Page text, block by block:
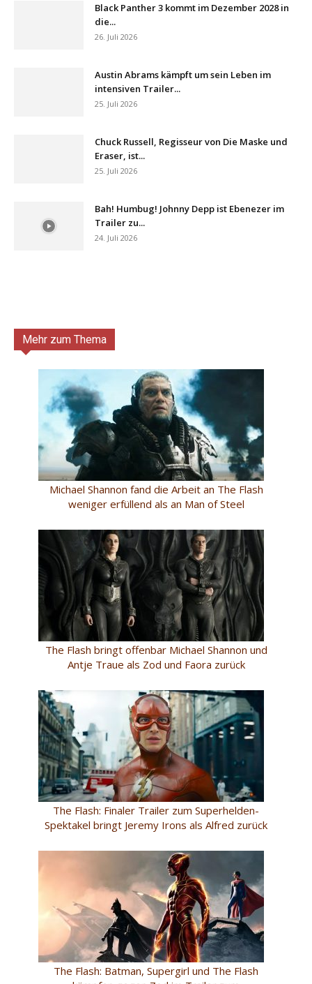
Black Panther 3 kommt im Dezember 2028 in
die...
26. Juli 2026
Austin Abrams kämpft um sein Leben im
intensiven Trailer...
25. Juli 2026
Chuck Russell, Regisseur von Die Maske und
Eraser, ist...
25. Juli 2026
Bah! Humbug! Johnny Depp ist Ebenezer im
Trailer zu...
24. Juli 2026
Mehr zum Thema
Michael Shannon fand die Arbeit an The Flash
weniger erfüllend als an Man of Steel
The Flash bringt offenbar Michael Shannon und
Antje Traue als Zod und Faora zurück
The Flash: Finaler Trailer zum Superhelden-
Spektakel bringt Jeremy Irons als Alfred zurück
The Flash: Batman, Supergirl und The Flash